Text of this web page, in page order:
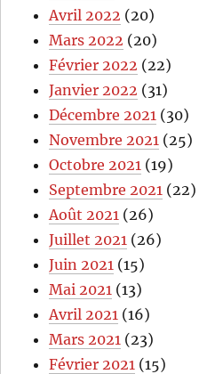
Avril 2022 (20)
Mars 2022 (20)
Février 2022 (22)
Janvier 2022 (31)
Décembre 2021 (30)
Novembre 2021 (25)
Octobre 2021 (19)
Septembre 2021 (22)
Août 2021 (26)
Juillet 2021 (26)
Juin 2021 (15)
Mai 2021 (13)
Avril 2021 (16)
Mars 2021 (23)
Février 2021 (15)